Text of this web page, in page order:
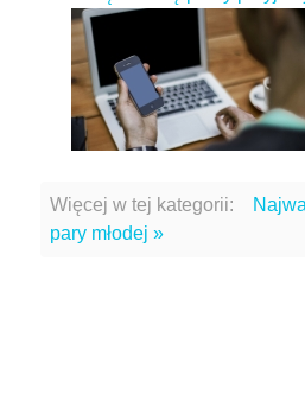
Więcej w tej kategorii:
pary młodej »